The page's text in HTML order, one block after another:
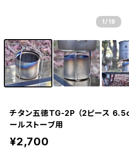
1 /18
チタン五徳TG-2P （2ピース
ールストーブ用
¥2,700